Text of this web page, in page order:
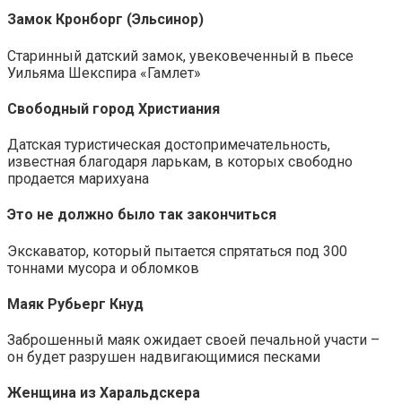
Замок Кронборг (Эльсинор)
Старинный датский замок, увековеченный в пьесе
Уильяма Шекспира «Гамлет»
Свободный город Христиания
Датская туристическая достопримечательность,
известная благодаря ларькам, в которых свободно
продается марихуана
Это не должно было так закончиться
Экскаватор, который пытается спрятаться под 300
тоннами мусора и обломков
Маяк Рубьерг Кнуд
Заброшенный маяк ожидает своей печальной участи –
он будет разрушен надвигающимися песками
Женщина из Харальдскера